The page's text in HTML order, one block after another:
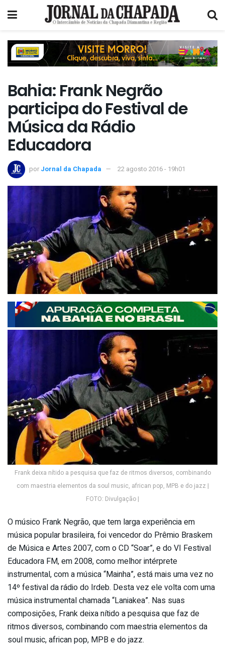
Bahia: Frank Negrão
participa do Festival de
Música da Rádio
Educadora
por Jornal da Chapada 22 agosto 2016 - 19h01
Frank deixa nítido a pesquisa que faz de ritmos diversos, combinando
com maestria elementos da soul music, african pop, MPB e do jazz |
FOTO: Divulgação |
O músico Frank Negrão, que tem larga experiência em
música popular brasileira, foi vencedor do Prêmio Braskem
de Música e Artes 2007, com o CD “Soar”, e do VI Festival
Educadora FM, em 2008, como melhor intérprete
instrumental, com a música “Mainha”, está mais uma vez no
14º festival da rádio do Irdeb. Desta vez ele volta com uma
música instrumental chamada “Laniakea”. Nas suas
composições, Frank deixa nítido a pesquisa que faz de
ritmos diversos, combinando com maestria elementos da
soul music, african pop, MPB e do jazz.